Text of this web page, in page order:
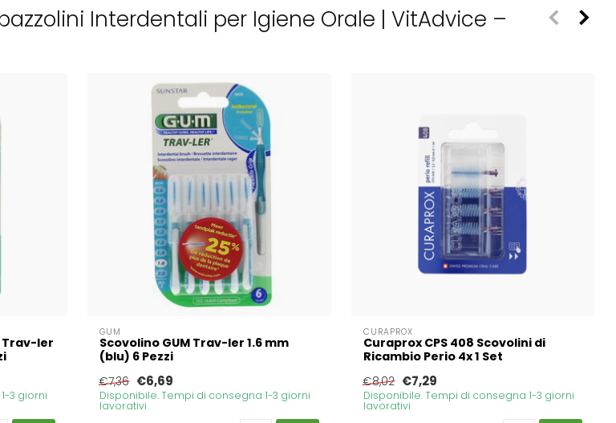
Interdentali per Igiene Orale | VitAdvice –
Trav-ler
3 giorni
GUM
Scovolino GUM Trav-ler 1.6 mm
(blu) 6 Pezzi
€7,36 €6,69
Disponibile. Tempi di consegna 1-3 giorni
lavorativi
CURAPROX
Curaprox CPS 408 Scovolini di
Ricambio Perio 4x 1 Set
€8,02 €7,29
Disponibile. Tempi di consegna 1-3 giorni
lavorativi